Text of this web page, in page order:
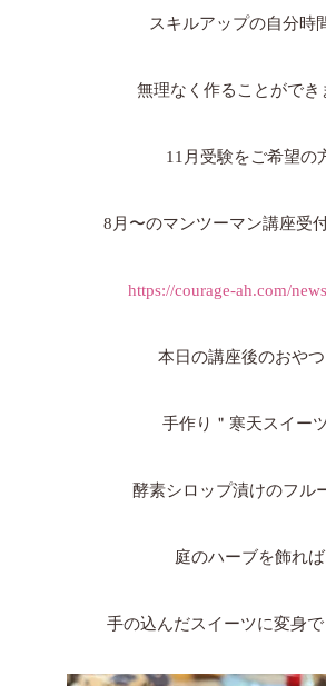
スキルアップの自分時
無理なく作ることができ
11月受験をご希望の
8月〜のマンツーマン講座受
https://courage-ah.com/
本日の講座後のおや
手作り＂寒天スイー
酵素シロップ漬けのフル
庭のハーブを飾れば
手の込んだスイーツに変身